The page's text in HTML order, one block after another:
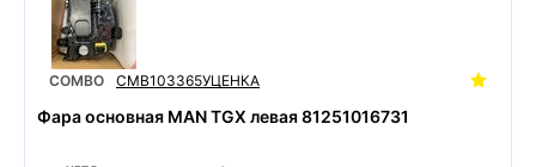
COMBO CMB103365УЦЕНКА
Фара основная MAN TGX левая 81251016731